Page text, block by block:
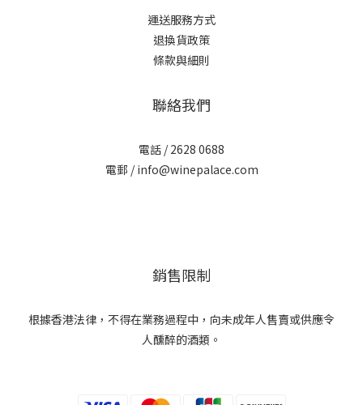
運送服務方式
退換貨政策
條款與細則
聯絡我們
電話 / 2628 0688
電郵 / info@winepalace.com
銷售限制
根據香港法律，不得在業務過程中，向未成年人售賣或供應令
人醺醉的酒類。